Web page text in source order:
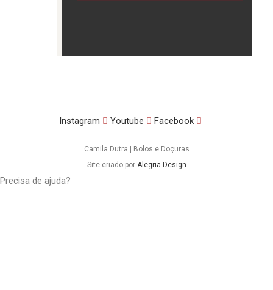
Instagram Youtube Facebook
Camila Dutra | Bolos e Doçuras
Site criado por Alegria Design
Precisa de ajuda?